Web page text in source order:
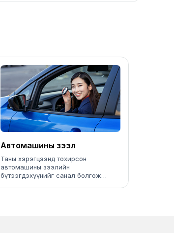
Автомашины зээл
Таны хэрэгцээнд тохирсон
автомашины зээлийн
бүтээгдэхүүнийг санал болгож